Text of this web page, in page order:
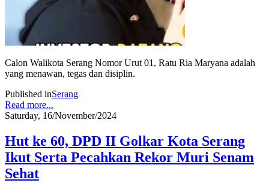
Calon Walikota Serang Nomor Urut 01, Ratu Ria Maryana adalah
yang menawan, tegas dan disiplin.
Published inSerang
Read more...
Saturday, 16/November/2024
Hut ke 60, DPD II Golkar Kota Serang
Ikut Serta Pecahkan Rekor Muri Senam
Sehat